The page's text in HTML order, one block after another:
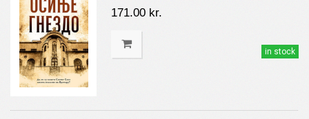
171.00 kr.
in stock